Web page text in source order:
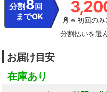
分割 8 回
までOK
※ 初回の
分割払いを選
お届け目安
在庫あり